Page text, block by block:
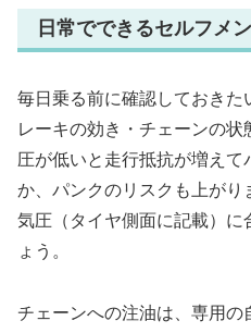
日常でできるセルフメ
毎日乗る前に確認しておき
レーキの効き・チェーンの
圧が低いと走行抵抗が増えて
か、パンクのリスクも上がり
気圧（タイヤ側面に記載）に
ょう。
チェーンへの注油は、専用